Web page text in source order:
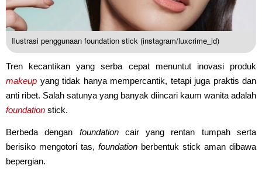
Ilustrasi penggunaan foundation stick (instagram/luxcrime_id)
Tren kecantikan yang serba cepat menuntut inovasi produk
makeup yang tidak hanya mempercantik, tetapi juga praktis dan
anti ribet. Salah satunya yang banyak diincari kaum wanita adalah
foundation stick.
Berbeda dengan foundationcair yang rentan tumpah serta
berisiko mengotori tas, foundation berbentuk stick aman dibawa
bepergian.